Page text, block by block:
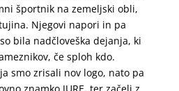
športnik na zemeljski obli,
Njegovi napori in pa
bila nadčloveška dejanja, ki
če sploh kdo.
smo zrisali nov logo, nato pa